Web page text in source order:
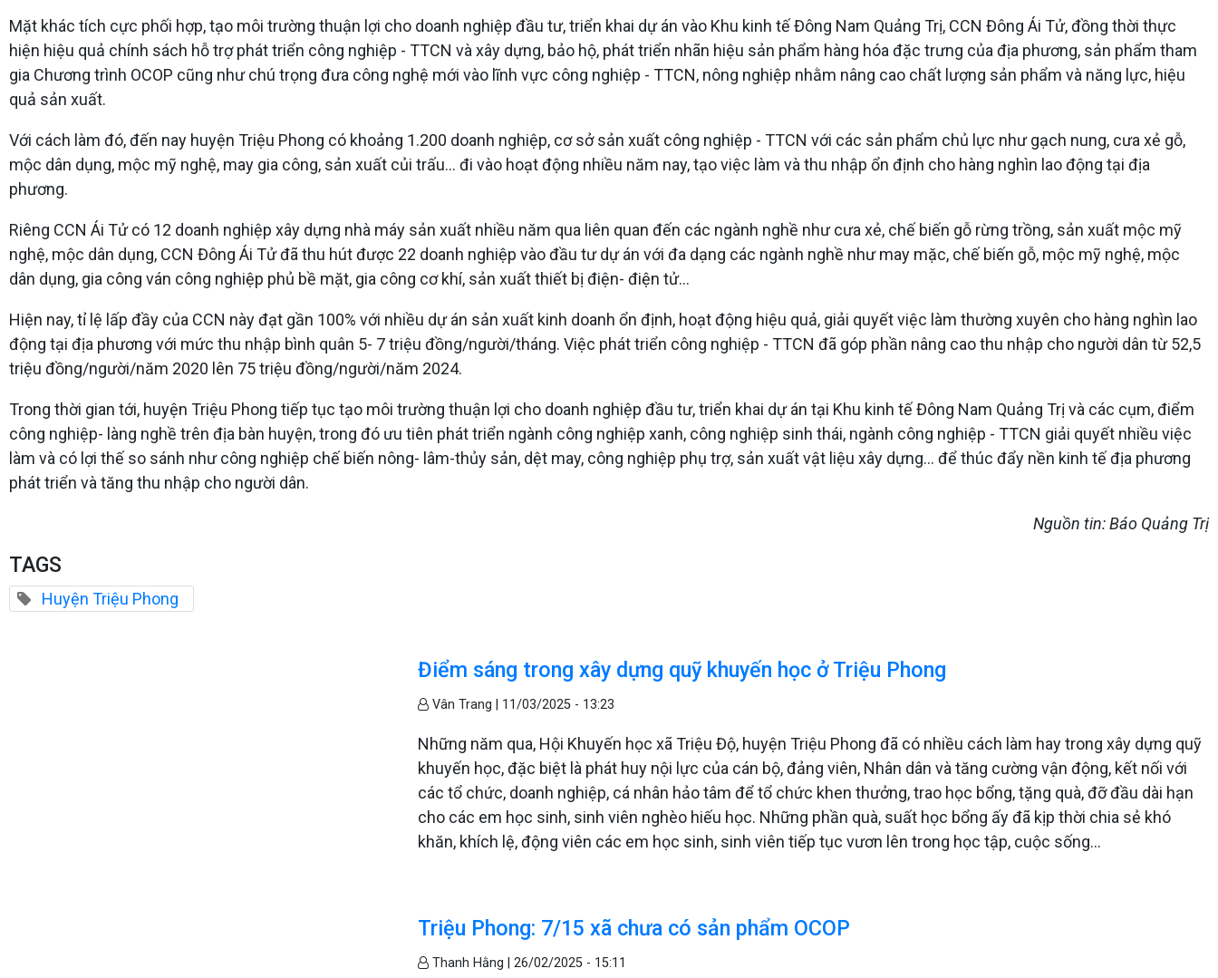
Mặt khác tích cực phối hợp, tạo môi trường thuận lợi cho doanh nghiệp đầu tư, triển khai dự án vào Khu kinh tế Đông Nam Quảng Trị, CCN Đông Ái Tử, đồng thời thực
hiện hiệu quả chính sách hỗ trợ phát triển công nghiệp - TTCN và xây dựng, bảo hộ, phát triển nhãn hiệu sản phẩm hàng hóa đặc trưng của địa phương, sản phẩm tham
gia Chương trình OCOP cũng như chú trọng đưa công nghệ mới vào lĩnh vực công nghiệp - TTCN, nông nghiệp nhằm nâng cao chất lượng sản phẩm và năng lực, hiệu
quả sản xuất.
Với cách làm đó, đến nay huyện Triệu Phong có khoảng 1.200 doanh nghiệp, cơ sở sản xuất công nghiệp - TTCN với các sản phẩm chủ lực như gạch nung, cưa xẻ gỗ,
mộc dân dụng, mộc mỹ nghệ, may gia công, sản xuất củi trấu... đi vào hoạt động nhiều năm nay, tạo việc làm và thu nhập ổn định cho hàng nghìn lao động tại địa
phương.
Riêng CCN Ái Tử có 12 doanh nghiệp xây dựng nhà máy sản xuất nhiều năm qua liên quan đến các ngành nghề như cưa xẻ, chế biến gỗ rừng trồng, sản xuất mộc mỹ
nghệ, mộc dân dụng, CCN Đông Ái Tử đã thu hút được 22 doanh nghiệp vào đầu tư dự án với đa dạng các ngành nghề như may mặc, chế biến gỗ, mộc mỹ nghệ, mộc
dân dụng, gia công ván công nghiệp phủ bề mặt, gia công cơ khí, sản xuất thiết bị điện- điện tử...
Hiện nay, tỉ lệ lấp đầy của CCN này đạt gần 100% với nhiều dự án sản xuất kinh doanh ổn định, hoạt động hiệu quả, giải quyết việc làm thường xuyên cho hàng nghìn lao
động tại địa phương với mức thu nhập bình quân 5- 7 triệu đồng/người/tháng. Việc phát triển công nghiệp - TTCN đã góp phần nâng cao thu nhập cho người dân từ 52,5
triệu đồng/người/năm 2020 lên 75 triệu đồng/người/năm 2024.
Trong thời gian tới, huyện Triệu Phong tiếp tục tạo môi trường thuận lợi cho doanh nghiệp đầu tư, triển khai dự án tại Khu kinh tế Đông Nam Quảng Trị và các cụm, điểm
công nghiệp- làng nghề trên địa bàn huyện, trong đó ưu tiên phát triển ngành công nghiệp xanh, công nghiệp sinh thái, ngành công nghiệp - TTCN giải quyết nhiều việc
làm và có lợi thế so sánh như công nghiệp chế biến nông- lâm-thủy sản, dệt may, công nghiệp phụ trợ, sản xuất vật liệu xây dựng... để thúc đẩy nền kinh tế địa phương
phát triển và tăng thu nhập cho người dân.
Nguồn tin: Báo Quảng Trị
TAGS
Huyện Triệu Phong
Điểm sáng trong xây dựng quỹ khuyến học ở Triệu Phong
Vân Trang | 11/03/2025 - 13:23
Những năm qua, Hội Khuyến học xã Triệu Độ, huyện Triệu Phong đã có nhiều cách làm hay trong xây dựng quỹ
khuyến học, đặc biệt là phát huy nội lực của cán bộ, đảng viên, Nhân dân và tăng cường vận động, kết nối với
các tổ chức, doanh nghiệp, cá nhân hảo tâm để tổ chức khen thưởng, trao học bổng, tặng quà, đỡ đầu dài hạn
cho các em học sinh, sinh viên nghèo hiếu học. Những phần quà, suất học bổng ấy đã kịp thời chia sẻ khó
khăn, khích lệ, động viên các em học sinh, sinh viên tiếp tục vươn lên trong học tập, cuộc sống...
Triệu Phong: 7/15 xã chưa có sản phẩm OCOP
Thanh Hằng |26/02/2025 - 15:11